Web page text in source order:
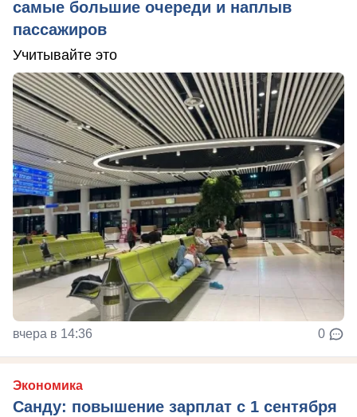
самые большие очереди и наплыв
пассажиров
Учитывайте это
вчера в 14:36 0
Экономика
Санду: повышение зарплат с 1 сентября